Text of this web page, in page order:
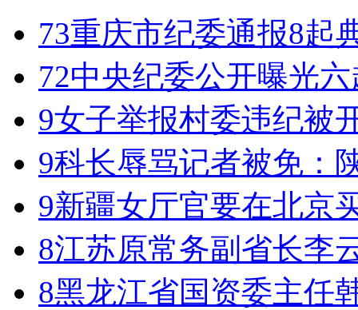
73重庆市纪委通报8起
72中央纪委公开曝光
9女子举报村委违纪被
9科长辱骂记者被免：
9新疆女厅官要在北京
8江苏原常务副省长李
8黑龙江省国资委主任